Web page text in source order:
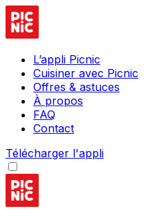
L’appli Picnic
Cuisiner avec Picnic
Offres & astuces
À propos
FAQ
Contact
Télécharger l'appli